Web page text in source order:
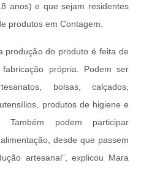
anos) e que sejam residentes
produtos em Contagem.
produção do produto é feita de
própria. Podem ser
bolsas, calçados,
produtos de higiene e
podem participar
desde que passem
artesanal”, explicou Mara